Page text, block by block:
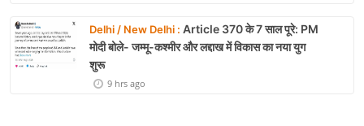
Delhi / New Delhi : Article 370 के 7 साल पूरे: PM
मोदी बोले- जम्मू-कश्मीर और लद्दाख में विकास का नया युग
शुरू
9 hrs ago